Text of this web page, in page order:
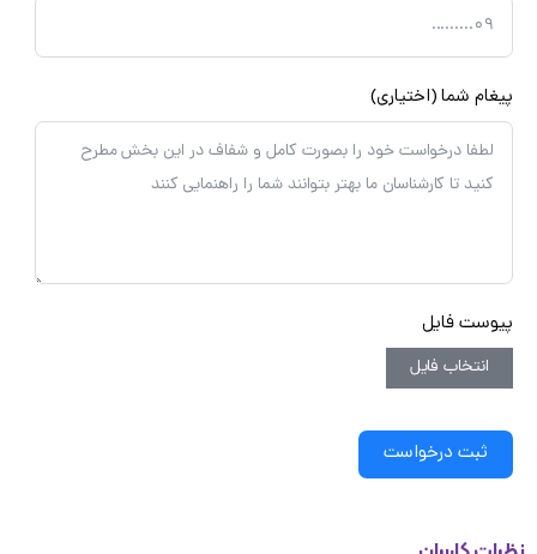
شما (اختیاری)
فایل
انتخاب فایل
ثبت درخواست